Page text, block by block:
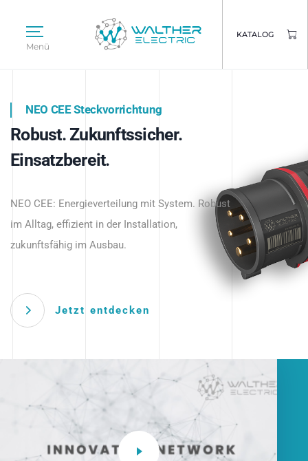
Menü
KATALOG
Intelligente Stromverteilung
beginnt hier.
NEO CEE Steckvorrichtung
Robust. Zukunftssicher.
Einsatzbereit.
NEO CEE: Energieverteilung mit System. Robust
im Alltag, effizient in der Installation,
zukunftsfähig im Ausbau.
Jetzt entdecken
Intelligenz trifft Energie.
Anwendungen – robust, IP-geschützt und
zukunftsfähig.